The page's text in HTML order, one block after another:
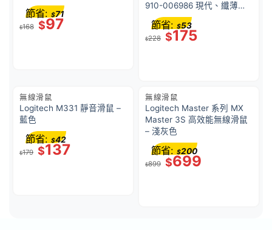
$168 $97
節省: $71
910-006986 現代、纖薄、
安靜｜具有可自訂按鈕 珍珠
白
$228 $175
節省: $53
無線滑鼠
Logitech M331 靜音滑鼠 –
藍色
$179 $137
節省: $42
無線滑鼠
Logitech Master 系列 MX
Master 3S 高效能無線滑鼠
– 淺灰色
$899 $699
節省: $200